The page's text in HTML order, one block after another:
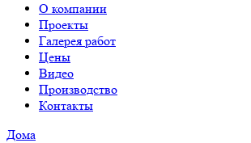
О компании
Проекты
Галерея работ
Цены
Видео
Производство
Контакты
Дома